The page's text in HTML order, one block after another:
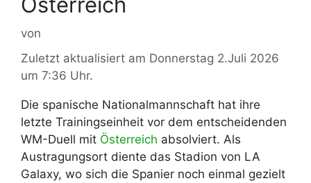
von
Zuletzt aktualisiert am Donnerstag 2.Juli 2026
um 7:36 Uhr.
Die spanische Nationalmannschaft hat ihre
letzte Trainingseinheit vor dem entscheidenden
WM-Duell mit Österreich absolviert. Als
Austragungsort diente das Stadion von LA
Galaxy, wo sich die Spanier noch einmal gezielt